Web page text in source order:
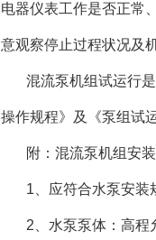
电器仪表工作是否正常
意观察停止过程状况及
混流泵机组试运行
操作规程》及《泵组试
附：混流泵机组安
1、应符合水泵安装
2、水泵泵体：高程